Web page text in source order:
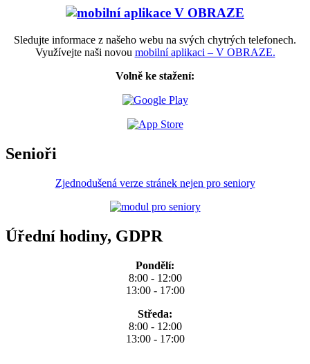
Sledujte informace z našeho webu na svých chytrých telefonech.
Využívejte naši novou mobilní aplikaci – V OBRAZE.
Volně ke stažení:
Senioři
Zjednodušená verze stránek nejen pro seniory
Úřední hodiny, GDPR
Pondělí:
8:00 - 12:00
13:00 - 17:00
Středa:
8:00 - 12:00
13:00 - 17:00